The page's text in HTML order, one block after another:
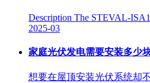
Description The STEVAL-
2025-03
家庭光伏发电需要安装多少
想要在屋顶安装光伏系统却